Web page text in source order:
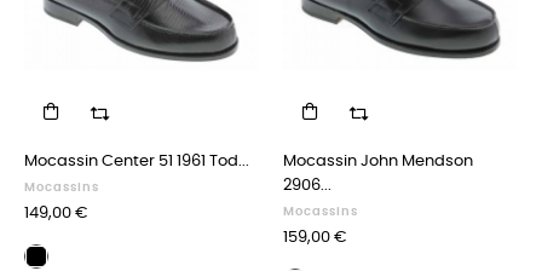
Mocassin Center 51 1961 Tod...
Mocassins
Prix
149,00 €
Façon
Mocassin John Mendson
2906...
Mocassins
Prix
159,00 €